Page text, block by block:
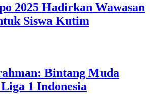
2025 Hadirkan Wawasan
Siswa Kutim
Bintang Muda
1 Indonesia